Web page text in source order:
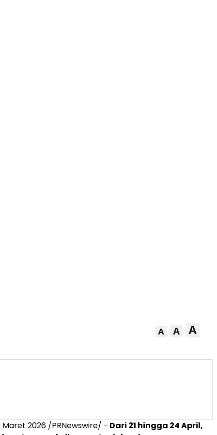
A A A
Maret 2026 /PRNewswire/ –Dari 21 hingga 24 April,